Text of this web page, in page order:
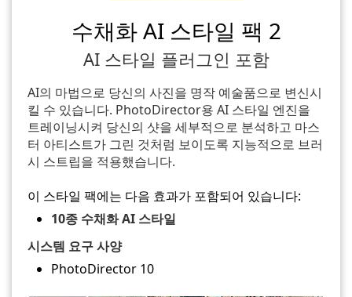
수채화 AI 스타일 팩 2
AI 스타일 플러그인 포함
AI의 마법으로 당신의 사진을 명작 예술품으로 변신시
킬 수 있습니다. PhotoDirector용 AI 스타일 엔진을
트레이닝시켜 당신의 샷을 세부적으로 분석하고 마스
터 아티스트가 그린 것처럼 보이도록 지능적으로 브러
시 스트립을 적용했습니다.
이 스타일 팩에는 다음 효과가 포함되어 있습니다:
10종 수채화 AI 스타일
시스템 요구 사양
PhotoDirector 10